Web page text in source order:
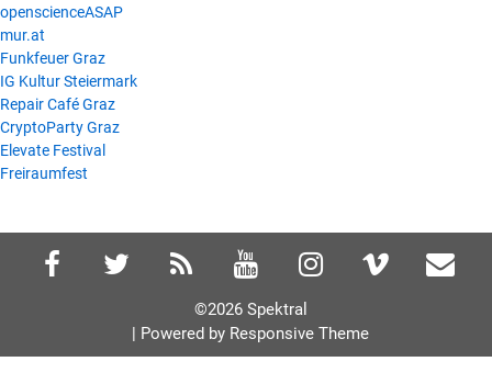
openscienceASAP
mur.at
Funkfeuer Graz
IG Kultur Steiermark
Repair Café Graz
CryptoParty Graz
Elevate Festival
Freiraumfest
©2026 Spektral
| Powered by Responsive Theme